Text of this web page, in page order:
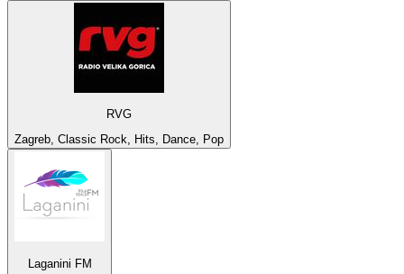
RVG
Zagreb, Classic Rock, Hits, Dance, Pop
Laganini FM